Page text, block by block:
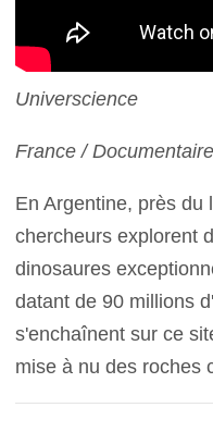
Universcience
France /
En Argentine, près du
chercheurs explorent
dinosaures
datant de 90 millions
s'enchaînent sur ce
mise à nu des roches